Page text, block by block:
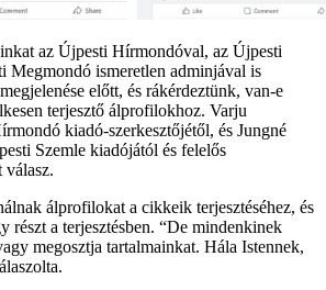
az Újpesti Hírmondóval, az Újpesti
Megmondó ismeretlen adminjával is
előtt, és rákérdeztünk, van-e
terjesztő álprofilokhoz. Varju
kiadó-szerkesztőjétől, és Jungné
Szemle kiadójától és felelős
válasz.
álprofilokat a cikkeik terjesztéséhez, és
részt a terjesztésben. “De mindenkinek
megosztja tartalmainkat. Hála Istennek,